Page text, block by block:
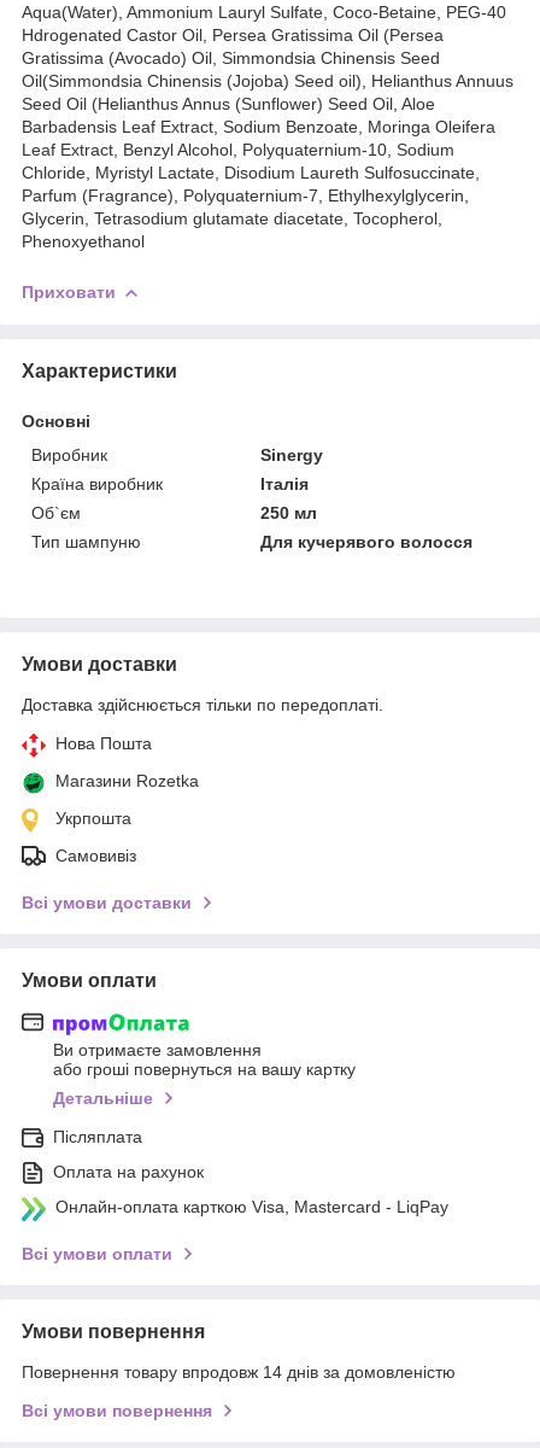
Aqua(Water), Ammonium Lauryl Sulfate, Coco-Betaine, PEG-40
Hdrogenated Castor Oil, Persea Gratissima Oil (Persea
Gratissima (Avocado) Oil, Simmondsia Chinensis Seed
Oil(Simmondsia Chinensis (Jojoba) Seed oil), Helianthus Annuus
Seed Oil (Helianthus Annus (Sunflower) Seed Oil, Aloe
Barbadensis Leaf Extract, Sodium Benzoate, Moringa Oleifera
Leaf Extract, Benzyl Alcohol, Polyquaternium-10, Sodium
Chloride, Myristyl Lactate, Disodium Laureth Sulfosuccinate,
Рarfum (Fragrance), Polyquaternium-7, Ethylhexylglycerin,
Glycerin, Tetrasodium glutamate diacetate, Tocopherol,
Phenoxyethanol
Приховати
Характеристики
Основні
Виробник
Sinergy
Країна виробник
Італія
Об`єм
250 мл
Тип шампуню
Для кучерявого волосся
Умови доставки
Доставка здійснюється тільки по передоплаті.
Нова Пошта
Магазини Rozetka
Укрпошта
Самовивіз
Всі умови доставки
Умови оплати
Ви отримаєте замовлення
або гроші повернуться на вашу картку
Детальніше
Післяплата
Оплата на рахунок
Онлайн-оплата карткою Visa, Mastercard - LiqPay
Всі умови оплати
Умови повернення
Повернення товару впродовж 14 днів за домовленістю
Всі умови повернення